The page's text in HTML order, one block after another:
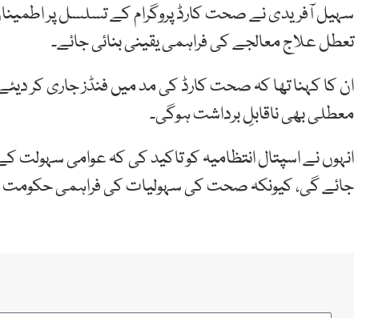
سہیل آفریدی نے صحت کارڈ پروگرام کے تسلسل پر
تعطل علاج معالجے کی فراہمی یقینی بنائی جائے۔
ان کا کہنا تھا کہ صحت کارڈ کی مد میں فنڈز جاری کر
معطلی بھی ناقابلِ برداشت ہوگی۔
انہوں نے اسپتال انتظامیہ کو تاکید کی کہ عوامی سہولت
جائے گی، کیونکہ صحت کی سہولیات کی فراہمی حکومت